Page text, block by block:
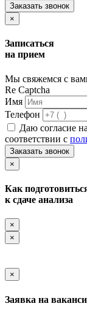
Заказать звонок
×
Записаться
на прием
Мы свяжемся с
Re Captcha
Имя
Телефон
Даю согласие на
соответствии с
Заказать звонок
×
Как
к сдаче анализа
×
×
×
Заявка на